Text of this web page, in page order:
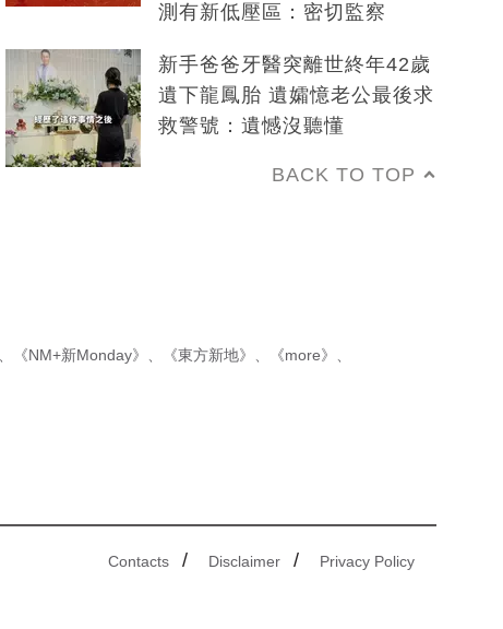
測有新低壓區：密切監察
新手爸爸牙醫突離世終年42歲
遺下龍鳳胎 遺孀憶老公最後求
救警號：遺憾沒聽懂
BACK TO TOP
《NM+新Monday》 《東方新地》 《more》
Contacts / Disclaimer / Privacy Policy